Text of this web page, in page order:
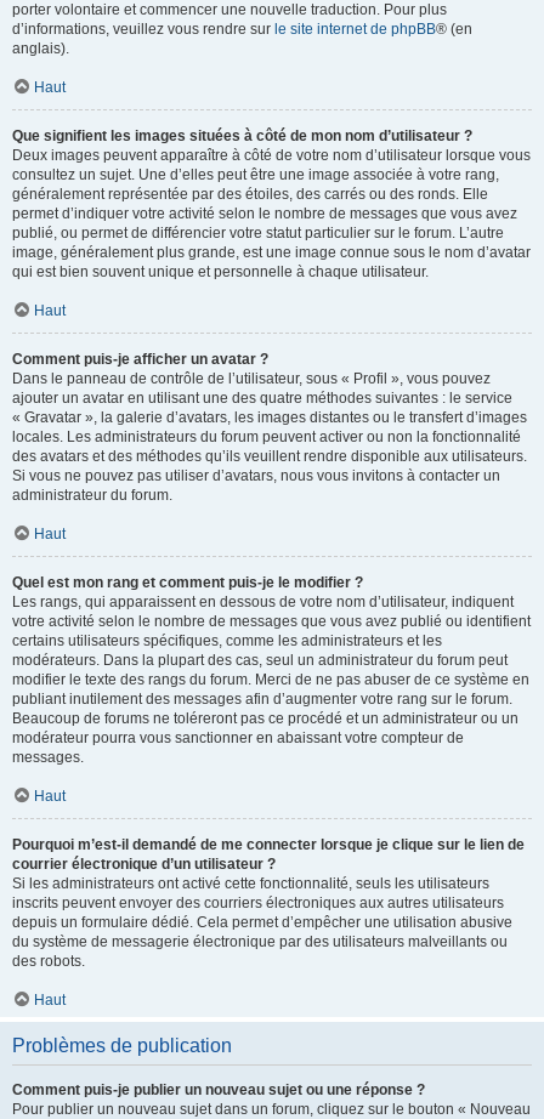
porter volontaire et commencer une nouvelle traduction. Pour plus
d’informations, veuillez vous rendre sur le site internet de phpBB® (en
anglais).
Haut
Que signifient les images situées à côté de mon nom d’utilisateur ?
Deux images peuvent apparaître à côté de votre nom d’utilisateur lorsque vous
consultez un sujet. Une d’elles peut être une image associée à votre rang,
généralement représentée par des étoiles, des carrés ou des ronds. Elle
permet d’indiquer votre activité selon le nombre de messages que vous avez
publié, ou permet de différencier votre statut particulier sur le forum. L’autre
image, généralement plus grande, est une image connue sous le nom d’avatar
qui est bien souvent unique et personnelle à chaque utilisateur.
Haut
Comment puis-je afficher un avatar ?
Dans le panneau de contrôle de l’utilisateur, sous « Profil », vous pouvez
ajouter un avatar en utilisant une des quatre méthodes suivantes : le service
« Gravatar », la galerie d’avatars, les images distantes ou le transfert d’images
locales. Les administrateurs du forum peuvent activer ou non la fonctionnalité
des avatars et des méthodes qu’ils veuillent rendre disponible aux utilisateurs.
Si vous ne pouvez pas utiliser d’avatars, nous vous invitons à contacter un
administrateur du forum.
Haut
Quel est mon rang et comment puis-je le modifier ?
Les rangs, qui apparaissent en dessous de votre nom d’utilisateur, indiquent
votre activité selon le nombre de messages que vous avez publié ou identifient
certains utilisateurs spécifiques, comme les administrateurs et les
modérateurs. Dans la plupart des cas, seul un administrateur du forum peut
modifier le texte des rangs du forum. Merci de ne pas abuser de ce système en
publiant inutilement des messages afin d’augmenter votre rang sur le forum.
Beaucoup de forums ne toléreront pas ce procédé et un administrateur ou un
modérateur pourra vous sanctionner en abaissant votre compteur de
messages.
Haut
Pourquoi m’est-il demandé de me connecter lorsque je clique sur le lien de
courrier électronique d’un utilisateur ?
Si les administrateurs ont activé cette fonctionnalité, seuls les utilisateurs
inscrits peuvent envoyer des courriers électroniques aux autres utilisateurs
depuis un formulaire dédié. Cela permet d’empêcher une utilisation abusive
du système de messagerie électronique par des utilisateurs malveillants ou
des robots.
Haut
Problèmes de publication
Comment puis-je publier un nouveau sujet ou une réponse ?
Pour publier un nouveau sujet dans un forum, cliquez sur le bouton « Nouveau